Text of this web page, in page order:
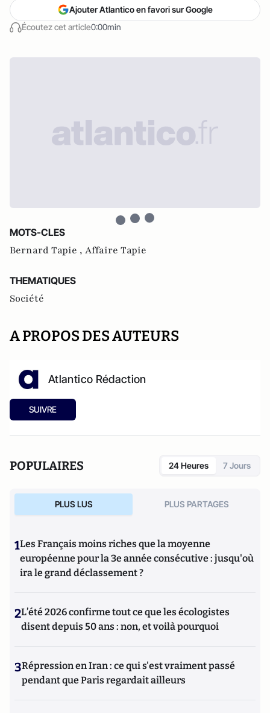
Écoutez cet article0:00min
Ajouter Atlantico en favori sur Google
MOTS-CLES
Bernard Tapie , Affaire Tapie
THEMATIQUES
Société
A PROPOS DES AUTEURS
Atlantico Rédaction
SUIVRE
POPULAIRES 24 Heures 7 Jours
PLUS LUS PLUS PARTAGES
1Les Français moins riches que la moyenne
européenne pour la 3e année consécutive : jusqu'où
ira le grand déclassement ?
2L’été 2026 confirme tout ce que les écologistes
disent depuis 50 ans : non, et voilà pourquoi
3Répression en Iran : ce qui s'est vraiment passé
pendant que Paris regardait ailleurs